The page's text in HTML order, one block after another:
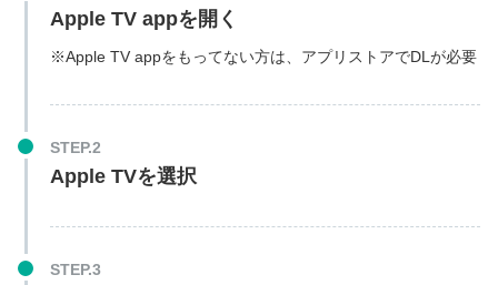
Apple TV appを開く
※Apple TV appをもってない方は、アプリストアでDLが必要
STEP.2
Apple TVを選択
STEP.3